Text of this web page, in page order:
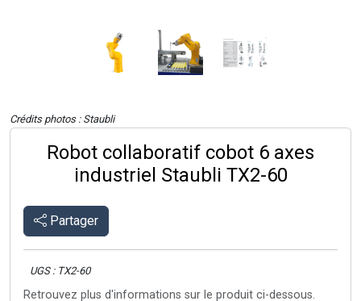
Crédits photos : Staubli
Robot collaboratif cobot 6 axes
industriel Staubli TX2-60
Partager
UGS : TX2-60
Retrouvez plus d'informations sur le produit ci-dessous.